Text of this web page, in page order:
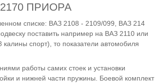
2170 ПРИОРА
списке: ВАЗ 2108 - 2109/099, ВАЗ 214
поставить например на ВАЗ 2110 или
спорт), то показатели автомобиля
работы самих стоек и установки
и нижней части пружины. Боевой комплект